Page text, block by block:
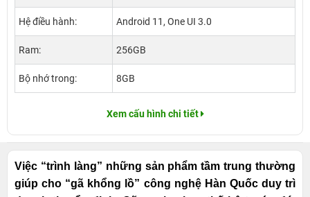
Hệ điều hành: Android 11, One UI 3.0
Ram: 256GB
Bộ nhớ trong: 8GB
Xem cấu hình chi tiết
Việc “trình làng” những sản phẩm tầm trung thường
giúp cho “gã khổng lồ” công nghệ Hàn Quốc duy trì